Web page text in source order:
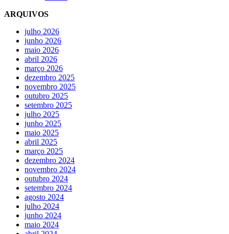
ARQUIVOS
julho 2026
junho 2026
maio 2026
abril 2026
março 2026
dezembro 2025
novembro 2025
outubro 2025
setembro 2025
julho 2025
junho 2025
maio 2025
abril 2025
março 2025
dezembro 2024
novembro 2024
outubro 2024
setembro 2024
agosto 2024
julho 2024
junho 2024
maio 2024